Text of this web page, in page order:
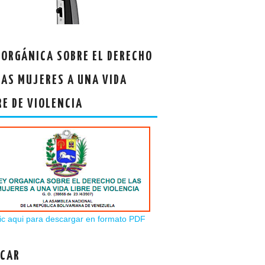
SOBRE EL DERECHO
MUJERES A UNA VIDA
DE VIOLENCIA
aqui para descargar en formato PDF